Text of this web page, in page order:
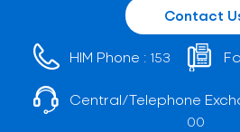
Contact
HIM Phone : 153
Central/Telephone
00